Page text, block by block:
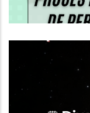
Sobre